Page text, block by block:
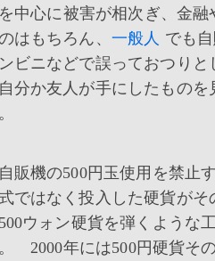
中心に被害が相次ぎ、金融
はもちろん、 一般人 でも
ビニなどで誤っておつりと
分か友人が手にしたものを
販機の500円玉使用を禁止
ではなく投入した硬貨がそ
ウォン硬貨を弾くような
2000年には500円硬貨そ